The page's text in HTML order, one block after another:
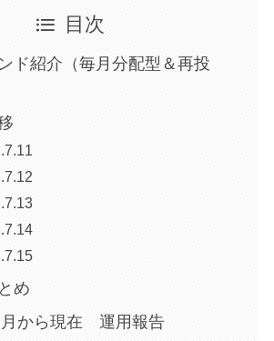
目次
ド紹介（毎月分配型＆再投
め
月から現在 運用報告